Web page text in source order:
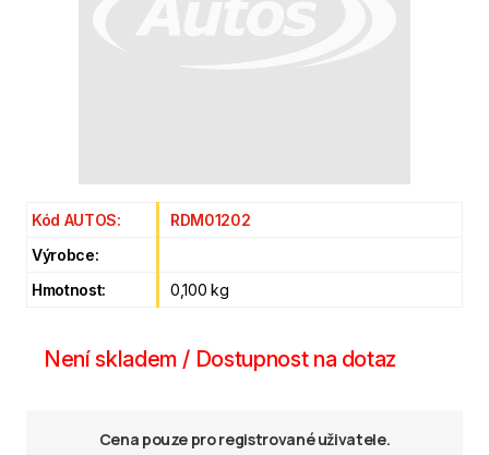
Kód AUTOS:
RDM01202
Výrobce:
Hmotnost:
0,100 kg
Není skladem / Dostupnost na dotaz
Cena pouze pro registrované uživatele.